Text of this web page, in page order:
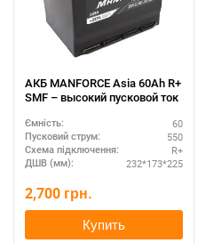
АКБ MANFORCE Asia 60Ah R+
SMF – высокий пусковой ток
Ємність: 60
Пусковий струм: 550
Схема підключення: R+
ДШВ (мм): 232*173*225
2,700 грн.
Купить